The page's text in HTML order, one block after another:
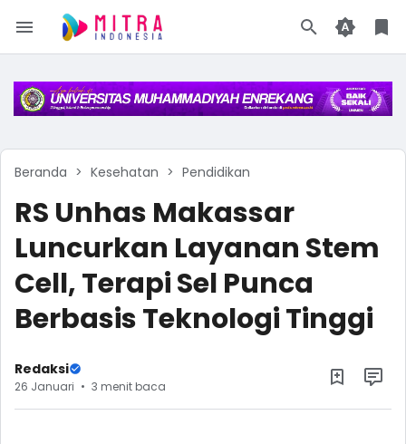
Beranda Kesehatan Pendidikan
RS Unhas Makassar
Luncurkan Layanan Stem
Cell, Terapi Sel Punca
Berbasis Teknologi Tinggi
Redaksi
26 Januari 3 menit baca